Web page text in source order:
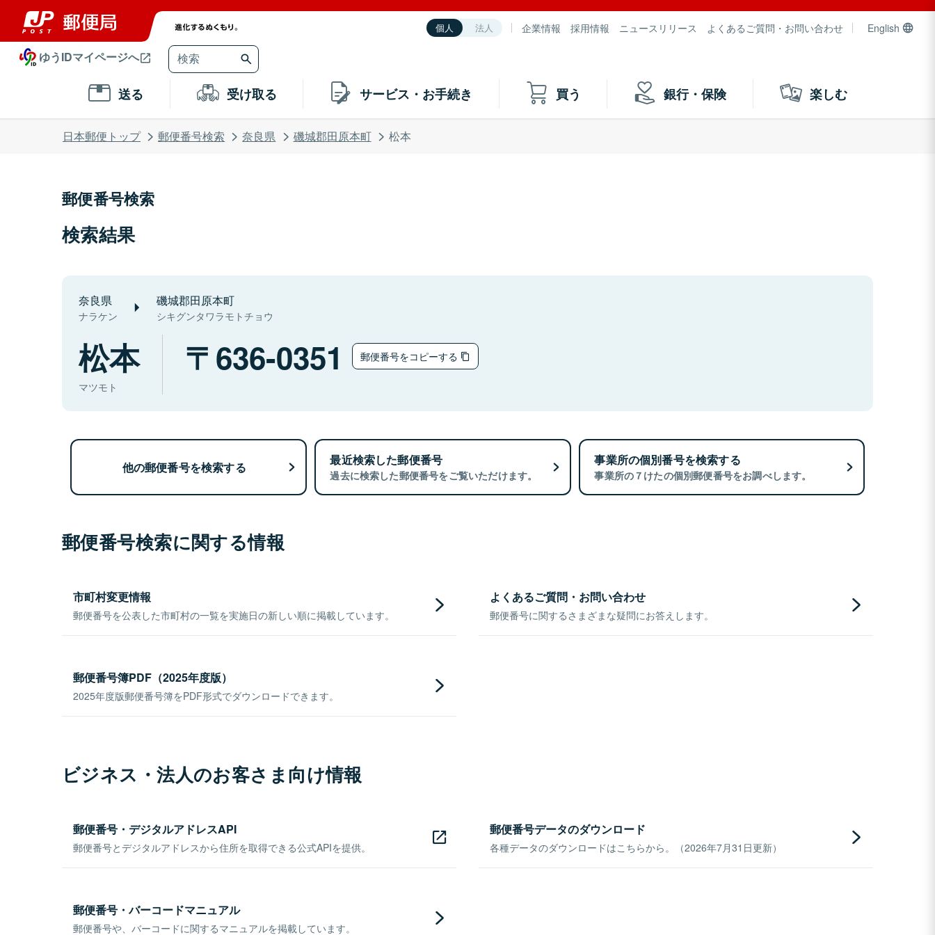
個人 法人 企業情報 採用情報 ニュースリリース よくあるご質問・お問い合わせ English
ゆうIDマイページへ
送る 受け取る サービス・お手続き 買う 銀行・保険 楽しむ
日本郵便トップ 郵便番号検索 奈良県 磯城郡田原本町 松本
郵便番号検索
検索結果
奈良県
ナラケン
磯城郡田原本町
シキグンタワラモトチョウ
松本
マツモト
636-0351 郵便番号をコピーする
他の郵便番号を検索する 最近検索した郵便番号
過去に検索した郵便番号をご覧いただけます。
事業所の個別番号を検索する
事業所の７けたの個別郵便番号をお調べします。
郵便番号検索に関する情報
市町村変更情報
郵便番号を公表した市町村の一覧を実施日の新しい順に掲載しています。
よくあるご質問・お問い合わせ
郵便番号に関するさまざまな疑問にお答えします。
郵便番号簿PDF（2025年度版）
2025年度版郵便番号簿をPDF形式でダウンロードできます。
ビジネス・法人のお客さま向け情報
郵便番号・デジタルアドレスAPI
郵便番号とデジタルアドレスから住所を取得できる公式APIを提供。
郵便番号データのダウンロード
各種データのダウンロードはこちらから。（2026年7月31日更新）
郵便番号・バーコードマニュアル
郵便番号や、バーコードに関するマニュアルを掲載しています。